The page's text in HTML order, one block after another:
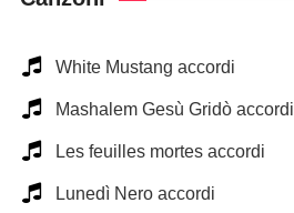
White Mustang accordi
Mashalem Gesù Gridò accordi
Les feuilles mortes accordi
Lunedì Nero accordi